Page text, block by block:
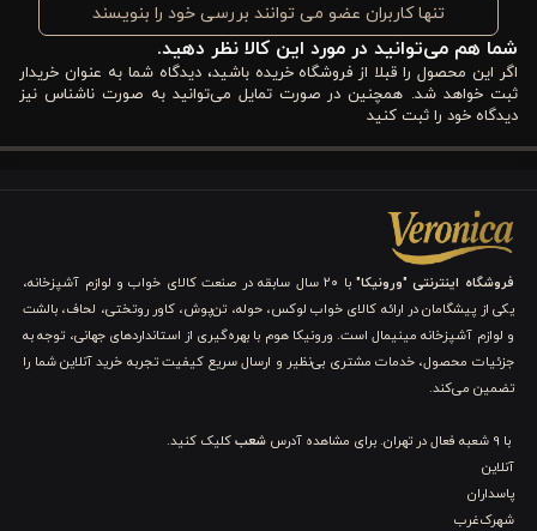
مشخصات فنی لحاف یک نفره آلوئه‌ ورا ورونیکا
۱. جنس پارچه رویه: پارچه آنتی‌باکتریال غنی‌شده با آلوئه‌
ورا
است که علاوه بر لطافت، از پوست شما در برابر حساسیت‌ها محافظت
می‌کند. این نوع پارچه برای افرادی که پوست حساس دارند یا مستعد
آلرژی هستند، ایده‌آل است. آلوئه‌ ورا به طور طبیعی خواص ضد
التهابی دارد و باعث می‌شود پوست شما حتی در تماس مستقیم با
لحاف، آرامش و راحتی بیشتری داشته باشد. با این ویژگی، شماها
شبانه استفاده کنید و حس لطافت و نرمی واقعی را تجربه کنید.
۲. جنس لایه میانی: الیاف میکروژل سبک و نرم
تنها کاربران عضو می توانند بررسی خود را بنویسند
شما هم می‌توانید در مورد این کالا نظر دهید.
اگر این محصول را قبلا از فروشگاه خریده باشید، دیدگاه شما به عنوان خریدار
ثبت خواهد شد. همچنین در صورت تمایل می‌توانید به صورت ناشناس نیز
دیدگاه خود را ثبت کنید
فروشگاه اینترنتی "ورونیکا"
با ۲۰ سال سابقه در صنعت کالای خواب و لوازم آشپزخانه،
یکی از پیشگامان در ارائه کالای خواب لوکس، حوله، تن‌پوش، کاور روتختی، لحاف، بالشت
و لوازم آشپزخانه مینیمال است. ورونیکا هوم با بهره‌گیری از استانداردهای جهانی، توجه به
جزئیات محصول، خدمات مشتری بی‌نظیر و ارسال سریع کیفیت تجربه خرید آنلاین شما را
تضمین می‌کند.
با 9 شعبه فعال در تهران. برای مشاهده آدرس شعبکلیک کنید.
آنلاین
پاسداران
شهرک‌غرب